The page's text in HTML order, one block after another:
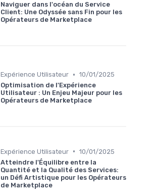
Naviguer dans l'océan du Service
Client: Une Odyssée sans Fin pour les
Opérateurs de Marketplace
Expérience Utilisateur • 10/01/2025
Optimisation de l'Expérience
Utilisateur : Un Enjeu Majeur pour les
Opérateurs de Marketplace
Expérience Utilisateur • 10/01/2025
Atteindre l'Équilibre entre la
Quantité et la Qualité des Services:
un Défi Artistique pour les Opérateurs
de Marketplace